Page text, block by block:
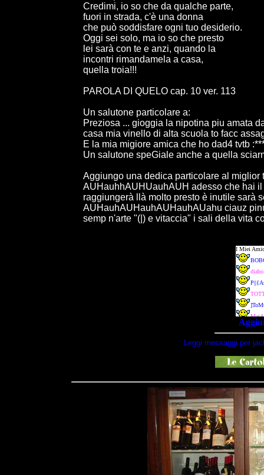
Credimi, io so che da qualche parte,
fuori in strada, c'è una donna
che può soddisfare ogni tuo desiderio.
Oggi sei solo, ma io so che presto
lei sarà con te e anzi, quando la
incontri rimandamela a casa,
quella troia!!!
PAROLA DI QUELO cap. 10 ver. 113
Un salutone particolare a:
Preziosa ... gioggia la nipotina piu amata
casa mia vinello di alta scuola to facc
E la mia migiore amica che ho dad4 tvtb
Un salutone speGiale anche a quella
Aggiungo una dedica particolare al miglior
AUHauhhAUHUauhAUH adesso che hai
raggiungerà llà molto presto è inutile sarà
AUHauhAUHauhAUHauhAUahu ciauz
semp n'arte "(|) e vitaccia" i sali della vita
Leggi messaggi per